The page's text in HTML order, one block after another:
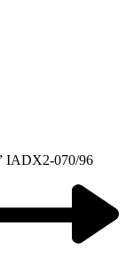
IADX2-070/96